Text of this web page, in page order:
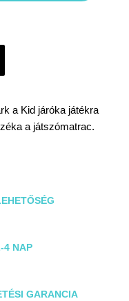
a Kid járóka játékra
a játszómatrac.
4 NAP
GARANCIA